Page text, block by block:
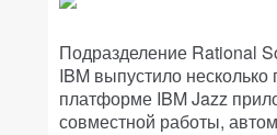
Подразделение Rational
IBM выпустило
платформе IBM Jazz
совместной работы,